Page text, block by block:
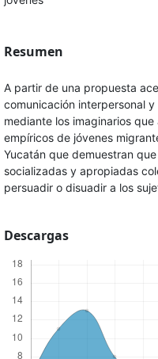
Resumen
A partir de una propuesta
comunicación interpersonal
mediante los imaginarios
empíricos de jóvenes
Yucatán que demuestran
socializadas y apropiadas
persuadir o disuadir a los
Descargas